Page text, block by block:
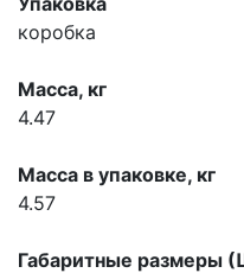
коробка
Масса, кг
4.47
Масса в упаковке, кг
4.57
Габаритные размеры